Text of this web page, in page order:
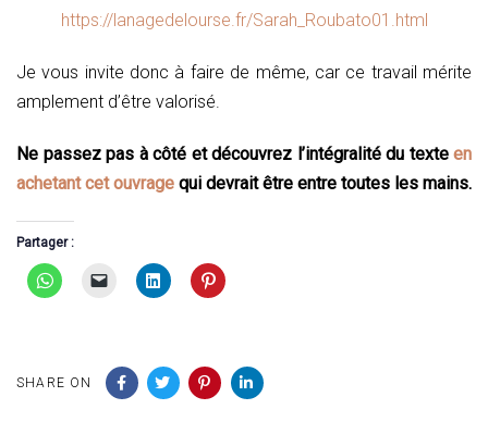
https://lanagedelourse.fr/Sarah_Roubato01.html
Je vous invite donc à faire de même, car ce travail mérite
amplement d’être valorisé.
Ne passez pas à côté et découvrez l’intégralité du texte en
achetant cet ouvrage qui devrait être entre toutes les mains.
Partager :
SHARE ON